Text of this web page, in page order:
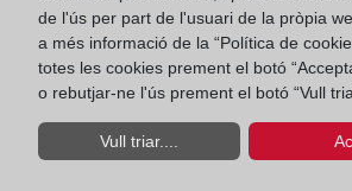
de l'ús per part de l'usuari de la pròpia
a més informació de la “Política de
totes les cookies prement el botó
o rebutjar-ne l'ús prement el botó “Vull
Vull triar....